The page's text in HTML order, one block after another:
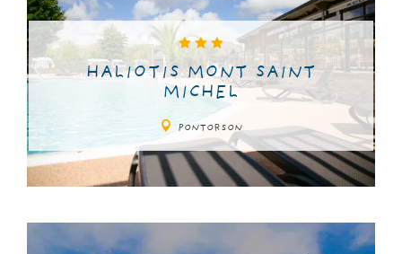
HALIOTIS MONT SAINT
MICHEL
PONTORSON